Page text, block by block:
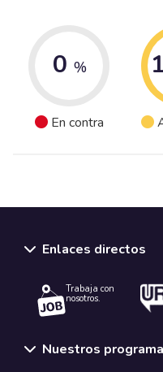
0 %
En contra
Enlaces directos
Trabaja con
nosotros.
Nuestros